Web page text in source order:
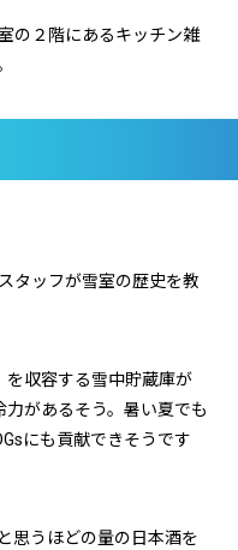
の２階にあるキッチン雑
タッフが雪室の歴史を教
を収容する雪中貯蔵庫が
があるそう。暑い夏でも
にも貢献できそうです
思うほどの量の日本酒を